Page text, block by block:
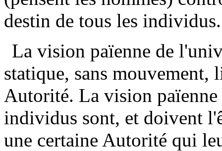
destin de tous les individus.
La vision païenne de
statique, sans
Autorité. La vision païenne
individus sont, et doivent
une certaine Autorité qui